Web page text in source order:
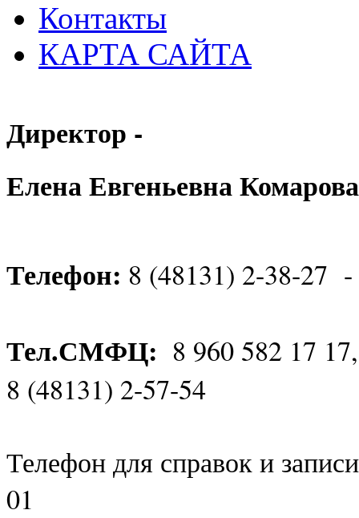
Контакты
КАРТА САЙТА
Директор -
Елена Евгеньевна Комарова
Телефон: 8 (48131) 2-38-27 -
Тел.СМФЦ: 8 960 582 17
8 (48131) 2-57-54
Телефон для справок и
01